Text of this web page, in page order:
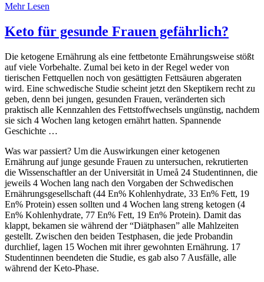
Mehr Lesen
Keto für gesunde Frauen gefährlich?
Die ketogene Ernährung als eine fettbetonte Ernährungsweise stößt
auf viele Vorbehalte. Zumal bei keto in der Regel weder von
tierischen Fettquellen noch von gesättigten Fettsäuren abgeraten
wird. Eine schwedische Studie scheint jetzt den Skeptikern recht zu
geben, denn bei jungen, gesunden Frauen, veränderten sich
praktisch alle Kennzahlen des Fettstoffwechsels ungünstig, nachdem
sie sich 4 Wochen lang ketogen ernährt hatten. Spannende
Geschichte …
Was war passiert? Um die Auswirkungen einer ketogenen
Ernährung auf junge gesunde Frauen zu untersuchen, rekrutierten
die Wissenschaftler an der Universität in Umeå 24 Studentinnen, die
jeweils 4 Wochen lang nach den Vorgaben der Schwedischen
Ernährungsgesellschaft (44 En% Kohlenhydrate, 33 En% Fett, 19
En% Protein) essen sollten und 4 Wochen lang streng ketogen (4
En% Kohlenhydrate, 77 En% Fett, 19 En% Protein). Damit das
klappt, bekamen sie während der “Diätphasen” alle Mahlzeiten
gestellt. Zwischen den beiden Testphasen, die jede Probandin
durchlief, lagen 15 Wochen mit ihrer gewohnten Ernährung. 17
Studentinnen beendeten die Studie, es gab also 7 Ausfälle, alle
während der Keto-Phase.